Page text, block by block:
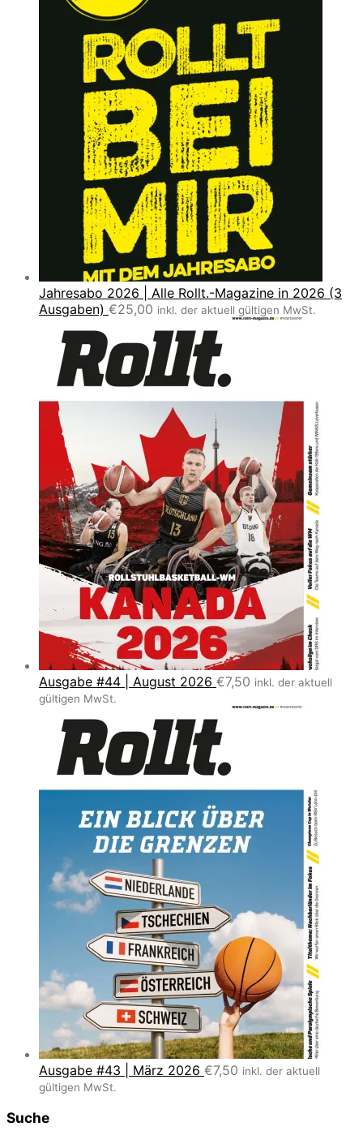
Jahresabo 2026 | Alle Rollt.-Magazine in 2026 (3
Ausgaben) €25,00 inkl. der aktuell gültigen MwSt.
Ausgabe #44 | August 2026 €7,50 inkl. der aktuell
gültigen MwSt.
Ausgabe #43 | März 2026 €7,50 inkl. der aktuell
gültigen MwSt.
Suche